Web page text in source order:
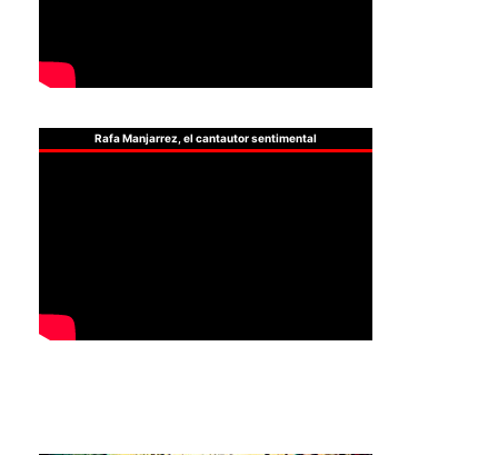
Rafa Manjarrez, el cantautor sentimental